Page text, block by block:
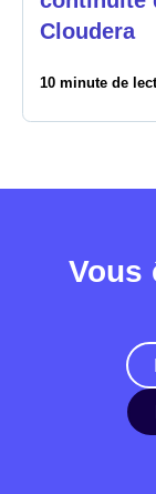
Éducation
Salle de
Cloudera
10 minute de
Vous